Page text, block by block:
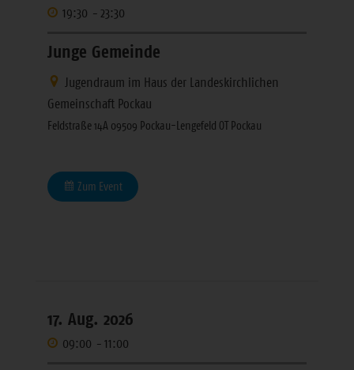
19:30 - 23:30
Junge Gemeinde
Jugendraum im Haus der Landeskirchlichen
Gemeinschaft Pockau
Feldstraße 14A 09509 Pockau-Lengefeld OT Pockau
Zum Event
17. Aug. 2026
09:00 -11:00